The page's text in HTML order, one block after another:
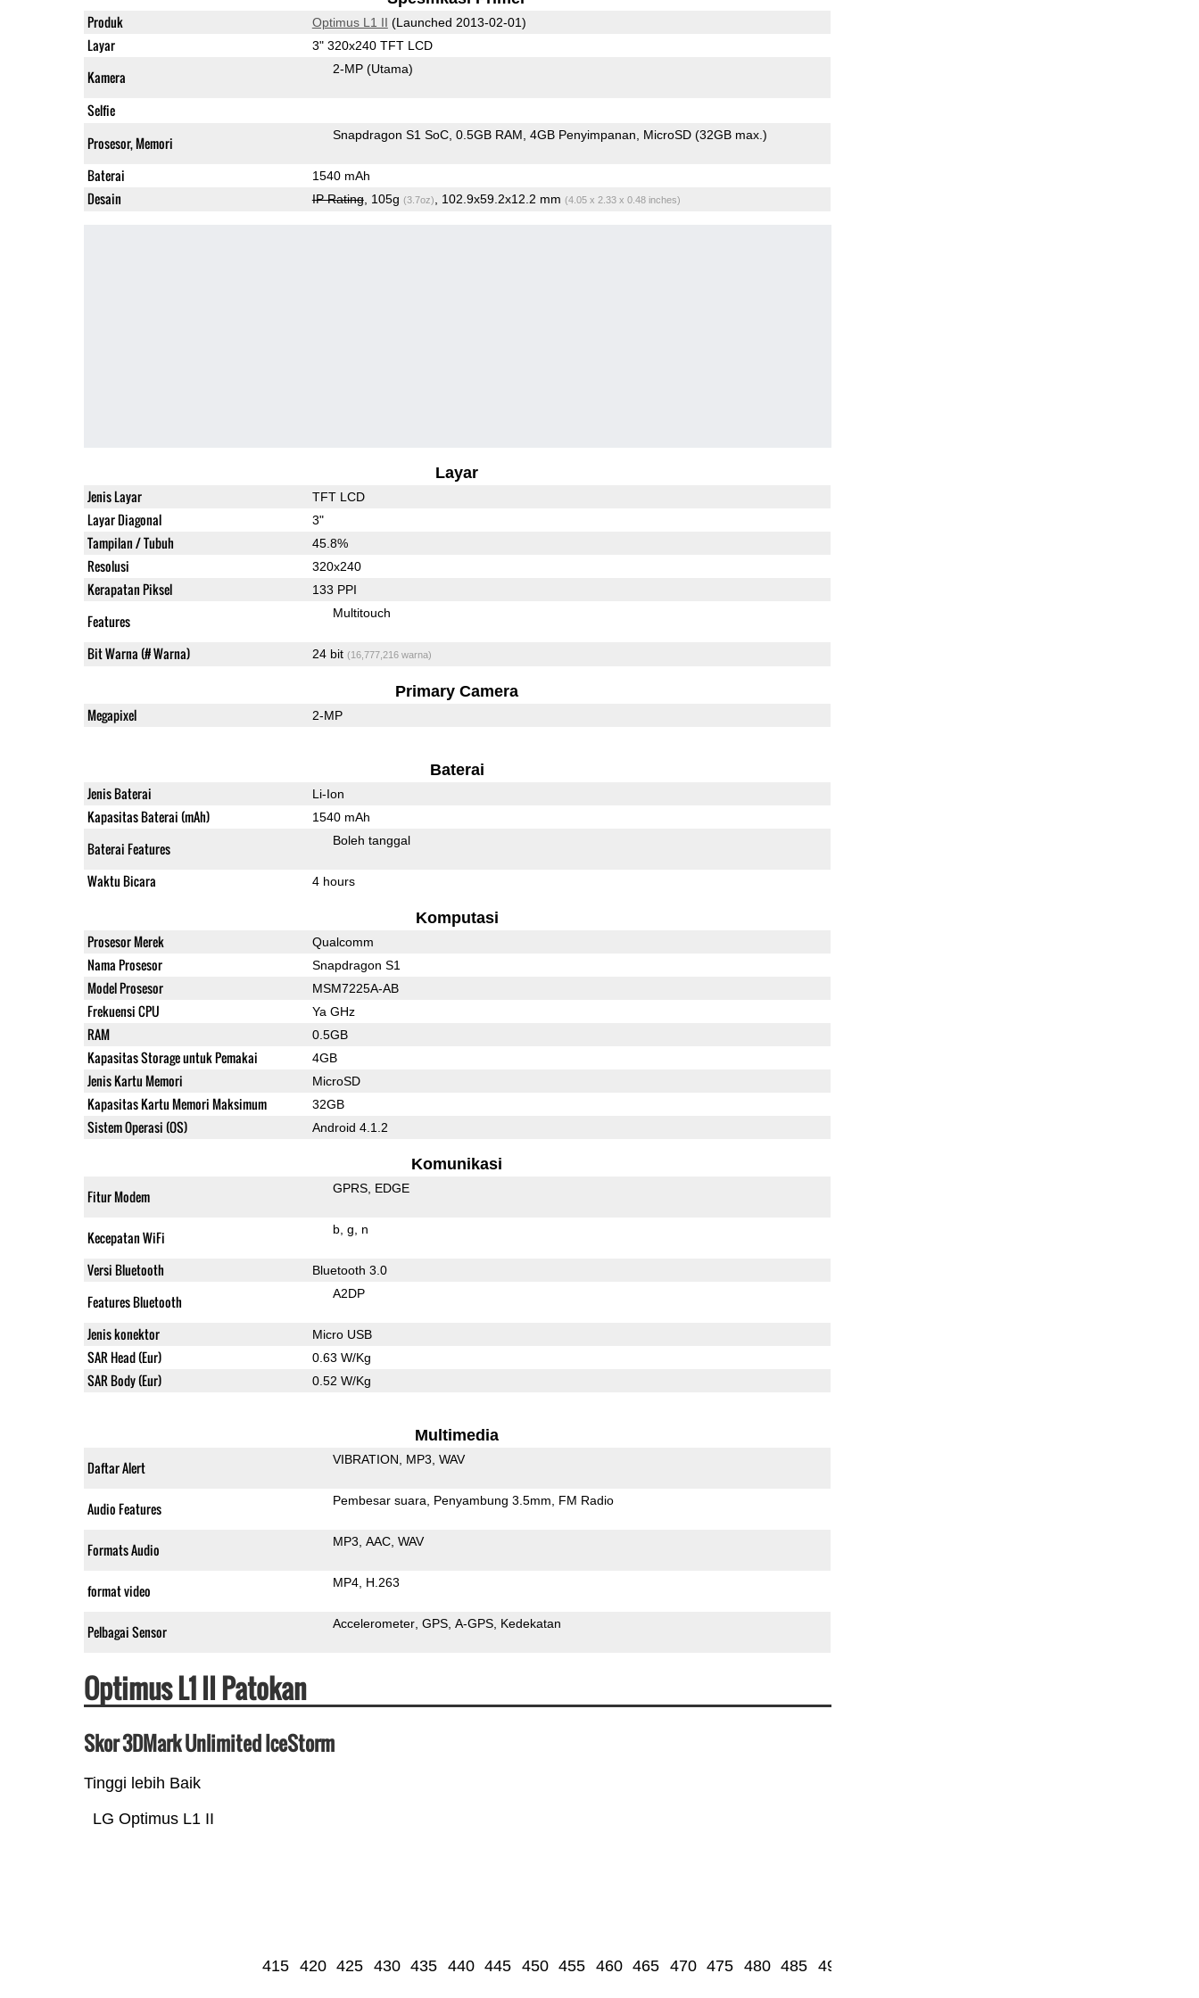
Produk Optimus L1 II (Launched 2013-02-01)
Layar 3" 320x240 TFT LCD
Kamera 2-MP (Utama)
Selfie
Prosesor, Memori
Snapdragon S1 SoC 0.5GB RAM 4GB Penyimpanan MicroSD (32GB max.)
Baterai 1540 mAh
Desain IP Rating, 105g (3.7oz) , 102.9x59.2x12.2 mm (4.05 x 2.33 x 0.48 inches)
Layar
Jenis Layar TFT LCD
Layar Diagonal 3"
Tampilan / Tubuh 45.8%
Resolusi 320x240
Kerapatan Piksel 133 PPI
Features Multitouch
Bit Warna (# Warna) 24 bit (16,777,216 warna)
Primary Camera
Megapixel 2-MP
Baterai
Jenis Baterai Li-Ion
Kapasitas Baterai (mAh) 1540 mAh
Baterai Features Boleh tanggal
Waktu Bicara 4 hours
Komputasi
Prosesor Merek Qualcomm
Nama Prosesor Snapdragon S1
Model Prosesor MSM7225A-AB
Frekuensi CPU Ya GHz
RAM 0.5GB
Kapasitas Storage untuk Pemakai 4GB
Jenis Kartu Memori MicroSD
Kapasitas Kartu Memori Maksimum 32GB
Sistem Operasi (OS) Android 4.1.2
Komunikasi
Fitur Modem GPRS EDGE
Kecepatan WiFi b g n
Versi Bluetooth Bluetooth 3.0
Features Bluetooth A2DP
Jenis konektor Micro USB
SAR Head (Eur) 0.63 W/Kg
SAR Body (Eur) 0.52 W/Kg
Multimedia
Daftar Alert VIBRATION MP3 WAV
Audio Features Pembesar suara Penyambung 3.5mm FM Radio
Formats Audio MP3 AAC WAV
format video MP4 H.263
Pelbagai Sensor Accelerometer GPS A-GPS Kedekatan
Optimus L1 II Patokan
Skor 3DMark Unlimited IceStorm
Tinggi lebih Baik
LG Optimus L1 II
415 420 425 430 435 440 445 450 455 460 465 470 475 480 485 490